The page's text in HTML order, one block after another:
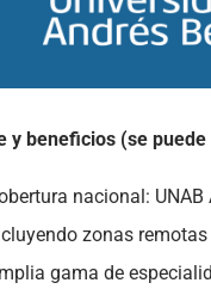
y beneficios (se
nacional:
zonas
gama de